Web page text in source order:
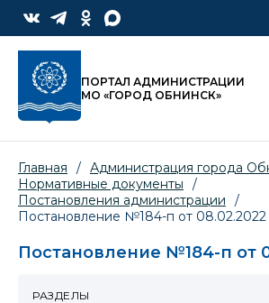
ПОРТАЛ АДМИНИСТРАЦИИ
МО «ГОРОД ОБНИНСК»
Главная / Администрация города
Нормативные документы
/
Постановления администрации
/
Постановление №184-п от 08.02.2022
Постановление №184-п от
РАЗДЕЛЫ